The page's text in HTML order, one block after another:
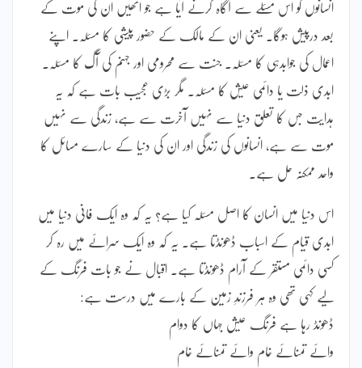
انسانوں کو اس مسئلے سے آگاہ کرنے آیا ہے جو انھیں ان کی موت کے
بعد درپیش ہوگا۔ یعنی ان کے مالک کے حضور پیشی کا مسئلہ۔ اپنے
اعمال کی جوابدہی کا مسئلہ۔ جنت سے محرومی اور جہنم کی آگ کا مسئلہ۔
ابدی ذلت یا دائمی عیش کا مسئلہ۔ مگر بڑی عجیب بات ہے کہ یہ
ہدایت جس کا تعلق دنیا سے نہیں آخرت سے ہے، زندگی سے نہیں
موت سے ہے، انسانوں کی زندگی اور ان کی دنیا کے سارے مسائل کا
واحد ممکنہ حل ہے۔
اس دنیا میں انسان کا اصل مسئلہ کیا ہے؟ یہ کہ وہ ایک فانی دنیا میں
ابدی قیام کے اسباب ڈھونڈتا ہے۔ یہ کہ وہ ایک سرائے میں رہ کر
کسی دائمی مستقر کے آرام ڈھونڈتا ہے۔ اقبال نے جو بات فرنگ کے
لیے کہی تھی وہ ہر فرزندِ زمین کے بارے میں درست ہے:
ڈھونڈ رہا ہے فرنگ عیش جہاں کا دوام
وائے تمنائے خام وائے تمنائے خام